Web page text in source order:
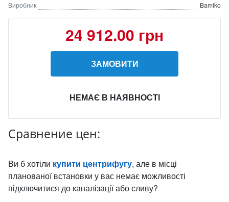
Виробник Bamiko
24 912.00 грн
ЗАМОВИТИ
НЕМАЄ В НАЯВНОСТІ
Сравнение цен:
Ви б хотіли купити центрифугу, але в місці
планованої встановки у вас немає можливості
підключитися до каналізації або сливу?